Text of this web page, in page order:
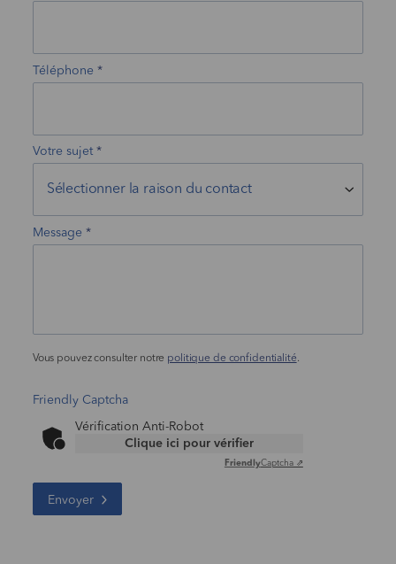
Téléphone
Votre sujet
Message
Vous pouvez consulter notre politique de confidentialité.
Friendly Captcha
Vérification Anti-Robot
Clique ici pour vérifier
FriendlyCaptcha ⇗
Envoyer